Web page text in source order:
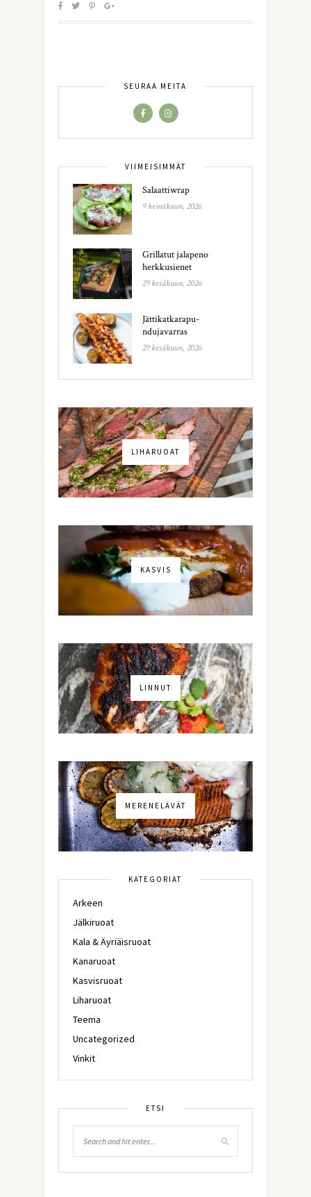
SEURAA MEITÄ
VIIMEISIMMÄT
Salaattiwrap
9 heinäkuun, 2026
Grillatut jalapeno
herkkusienet
29 kesäkuun, 2026
Jättikatkarapu-
ndujavarras
29 kesäkuun, 2026
LIHARUOAT
KASVIS
LINNUT
MERENELÄVÄT
KATEGORIAT
Arkeen
Jälkiruoat
Kala & Äyriäisruoat
Kanaruoat
Kasvisruoat
Liharuoat
Teema
Uncategorized
Vinkit
ETSI